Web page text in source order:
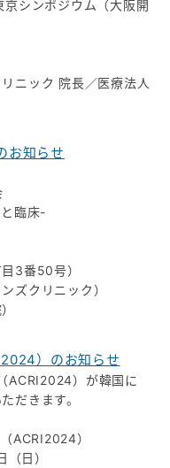
シンポジウム（大阪開
ニック 院長／医療法人
お知らせ
臨床-
3番50号）
ズクリニック）
）のお知らせ
ACRI2024）が韓国に
だきます。
ACRI2024）
日）